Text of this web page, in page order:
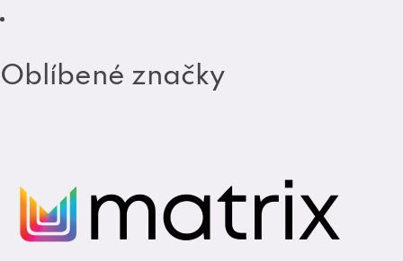
Oblíbené značky